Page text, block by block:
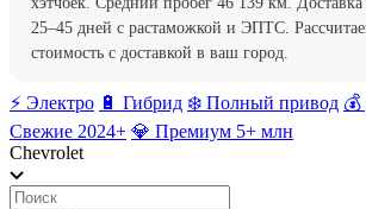
25–45 дней с растаможкой и ЭПТС.
стоимость с доставкой в ваш город.
⚡️ Электро 🔋 Гибрид ❄️ Полный привод
Свежие 2024+ 💎 Премиум 5+ млн
Chevrolet